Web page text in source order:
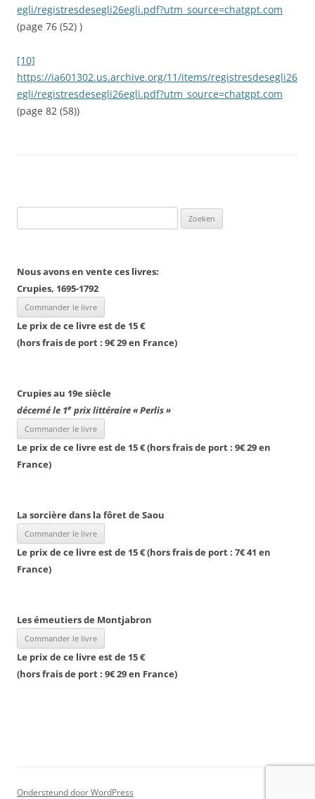
egli/registresdesegli26egli.pdf?utm_source=chatgpt.com
(page 76 (52) )
[10]
https://ia601302.us.archive.org/11/items/registresdesegli26
egli/registresdesegli26egli.pdf?utm_source=chatgpt.com
(page 82 (58))
naar:
Nous avons en vente ces livres:
Crupies, 1695-1792
Le prix de ce livre est de 15 €
(hors frais de port : 9€29 en France)
Crupies au 19e siècle
décerné le 1e prix littéraire « Perlis »
Le prix de ce livre est de 15 € (hors frais de port : 9€29 en
France)
La sorcière dans la fôret de Saou
Le prix de ce livre est de 15 € (hors frais de port : 7€ 41 en
France)
Les émeutiers de Montjabron
Le prix de ce livre est de 15 €
(hors frais de port : 9€ 29en France)
Ondersteund door WordPress